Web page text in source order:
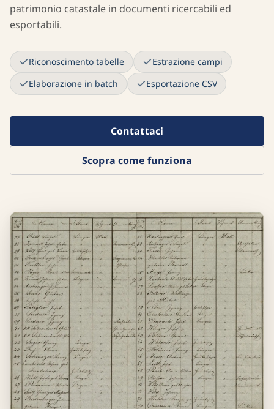
patrimonio catastale in documenti ricercabili ed
esportabili.
Riconoscimento tabelle
Estrazione campi
Elaborazione in batch
Esportazione CSV
Contattaci
Scopra come funziona